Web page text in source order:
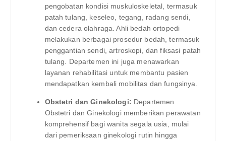
pengobatan kondisi muskuloskeletal, termasuk
patah tulang, keseleo, tegang, radang sendi,
dan cedera olahraga. Ahli bedah ortopedi
melakukan berbagai prosedur bedah, termasuk
penggantian sendi, artroskopi, dan fiksasi patah
tulang. Departemen ini juga menawarkan
layanan rehabilitasi untuk membantu pasien
mendapatkan kembali mobilitas dan fungsinya.
Obstetri dan Ginekologi: Departemen
Obstetri dan Ginekologi memberikan perawatan
komprehensif bagi wanita segala usia, mulai
dari pemeriksaan ginekologi rutin hingga